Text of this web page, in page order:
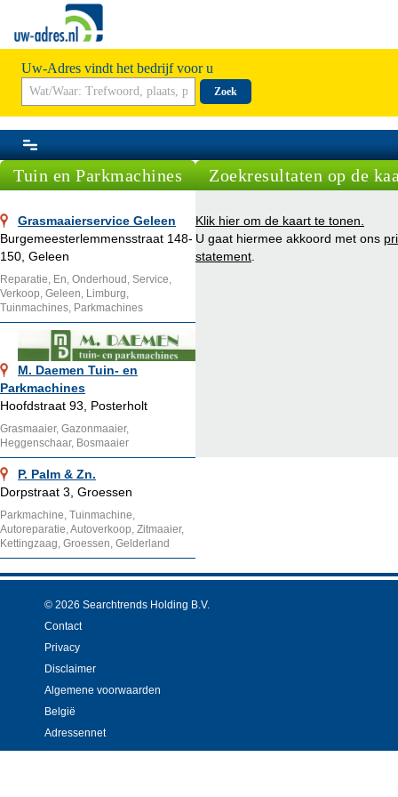
Uw-Adres vindt het bedrijf voor u
Zoek
Tuin en Parkmachines
Grasmaaierservice Geleen
Burgemeesterlemmensstraat 148-
150, Geleen
Reparatie, En, Onderhoud, Service,
Verkoop, Geleen, Limburg,
Tuinmachines, Parkmachines
M. Daemen Tuin- en
Parkmachines
Hoofdstraat 93, Posterholt
Grasmaaier, Gazonmaaier,
Heggenschaar, Bosmaaier
P. Palm & Zn.
Dorpstraat 3, Groessen
Parkmachine, Tuinmachine,
Autoreparatie, Autoverkoop, Zitmaaier,
Kettingzaag, Groessen, Gelderland
Zoekresultaten op de
Klik hier om de kaart te tonen.
U gaat hiermee akkoord met ons
statement
© 2026 Searchtrends Holding B.V.
Contact
Privacy
Disclaimer
Algemene voorwaarden
België
Adressennet